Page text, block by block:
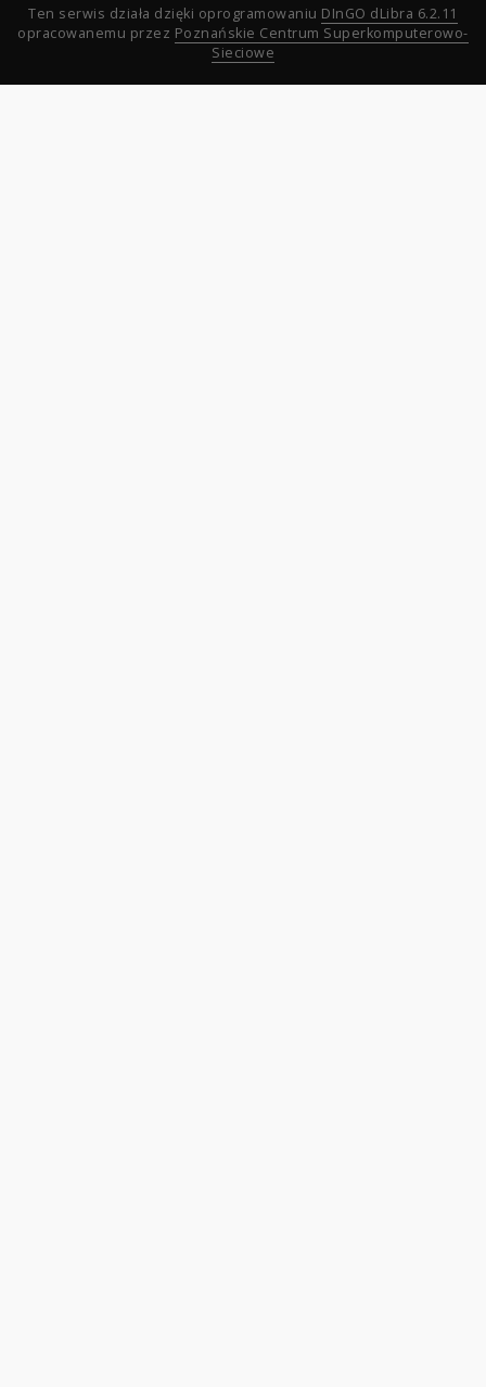
Ten serwis działa dzięki oprogramowaniu DInGO dLibra 6.2.11
opracowanemu przez Poznańskie Centrum Superkomputerowo-
Sieciowe